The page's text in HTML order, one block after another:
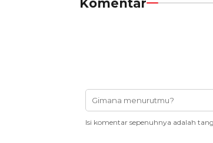
Komentar
Isi komentar sepenuhnya adalah